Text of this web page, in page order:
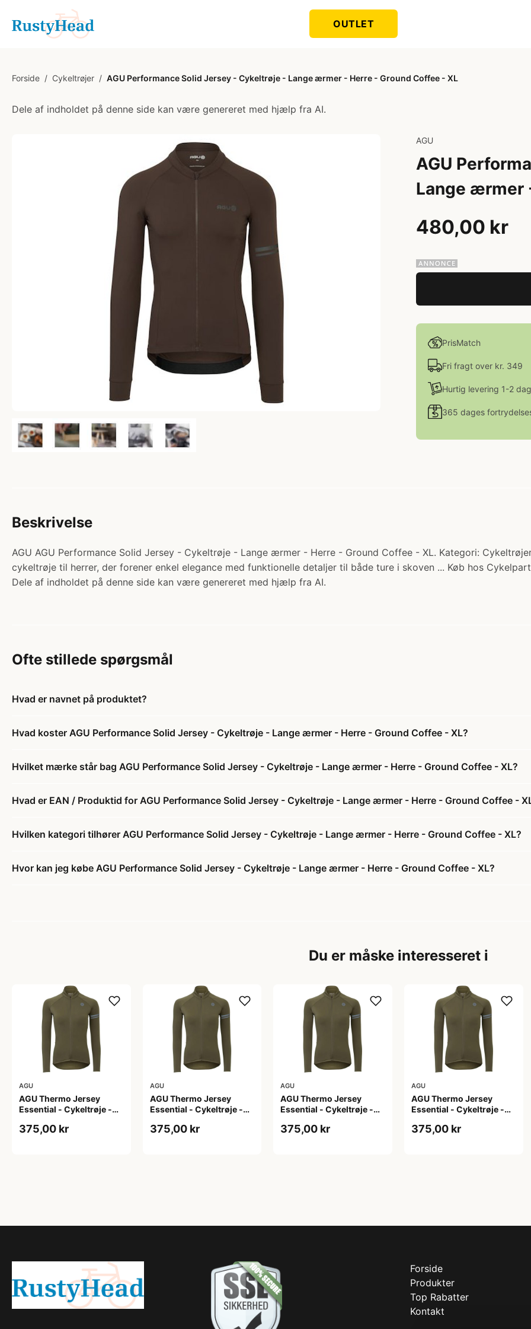
OUTLET
Forside / Cykeltrøjer / AGU Performance Solid Jersey - Cykeltrøje - Lange ærmer - Herre - Ground Coffee - XL
Dele af indholdet på denne side kan være genereret med hjælp fra AI.
AGU
AGU
Lange ærmer
480,00 kr
PrisMatch
Fri fragt over kr. 349
Hurtig levering 1-2
365 dages
Beskrivelse
AGU AGU Performance Solid Jersey - Cykeltrøje - Lange ærmer - Herre - Ground Coffee - XL. Kategori:
cykeltrøje til herrer, der forener enkel elegance med funktionelle detaljer til både ture i skoven ... Køb hos
Dele af indholdet på denne side kan være genereret med hjælp fra AI.
Ofte stillede spørgsmål
Hvad er navnet på produktet?
Hvad koster AGU Performance Solid Jersey - Cykeltrøje - Lange ærmer - Herre - Ground Coffee - XL?
Hvilket mærke står bag AGU Performance Solid Jersey - Cykeltrøje - Lange ærmer - Herre - Ground Coffee - XL?
Hvad er EAN / Produktid for AGU Performance Solid Jersey - Cykeltrøje - Lange ærmer - Herre - Ground Coffee -
Hvilken kategori tilhører AGU Performance Solid Jersey - Cykeltrøje - Lange ærmer - Herre - Ground Coffee - XL?
Hvor kan jeg købe AGU Performance Solid Jersey - Cykeltrøje - Lange ærmer - Herre - Ground Coffee - XL?
Du er måske interesseret i
AGU
AGU Thermo Jersey
Essential - Cykeltrøje -
375,00 kr
AGU
AGU Thermo Jersey
Essential - Cykeltrøje -
M
375,00 kr
AGU
AGU Thermo Jersey
Essential - Cykeltrøje -
375,00 kr
AGU
AGU Thermo Jersey
Essential - Cykeltrøje -
XL
375,00 kr
Forside
Produkter
Top Rabatter
Kontakt